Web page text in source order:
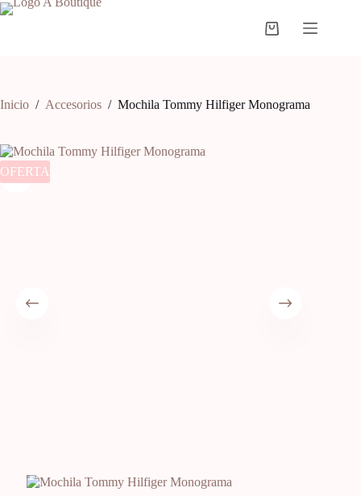
Inicio / Accesorios / Mochila Tommy Hilfiger Monograma
OFERTA